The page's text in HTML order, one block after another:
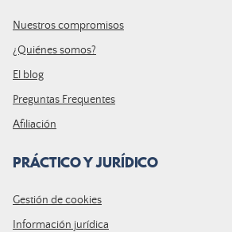
Nuestros compromisos
¿Quiénes somos?
El blog
Preguntas Frequentes
Afiliación
PRÁCTICO Y JURÍDICO
Gestión de cookies
Información jurídica